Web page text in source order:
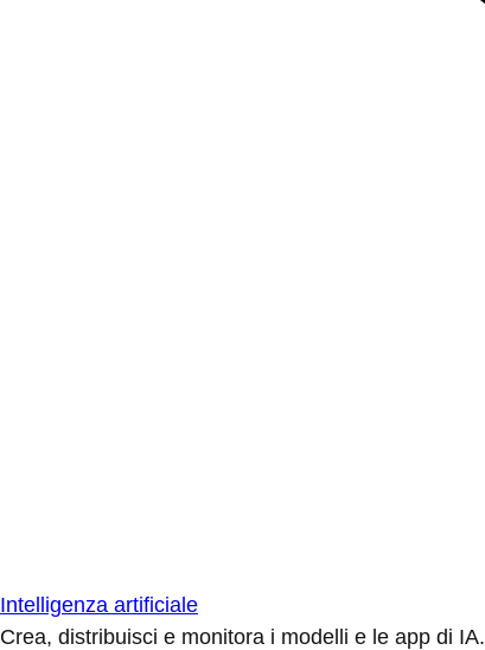
Intelligenza artificiale
Crea, distribuisci e monitora i modelli e le app di IA.